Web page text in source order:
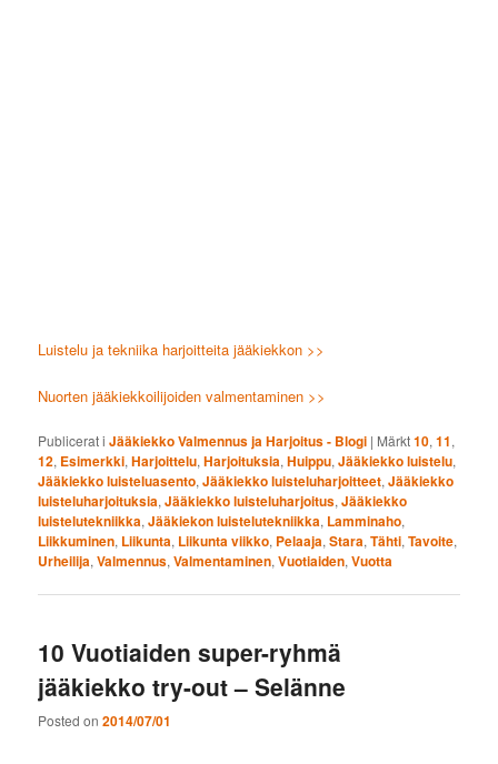
Luistelu ja tekniika harjoitteita jääkiekkon >>
Nuorten jääkiekkoilijoiden valmentaminen >>
Publicerat i Jääkiekko Valmennus ja Harjoitus - Blogi | Märkt10,11,
12, Esimerkki,Harjoittelu,Harjoituksia,Huippu,Jääkiekko luistelu,
Jääkiekko luisteluasento,Jääkiekko luisteluharjoitteet,Jääkiekko
luisteluharjoituksia,Jääkiekko luisteluharjoitus,Jääkiekko
luistelutekniikka,Jääkiekon luistelutekniikka, Lamminaho,
Liikkuminen, Liikunta, Liikunta viikko, Pelaaja,Stara,Tähti,Tavoite,
Urheilija,Valmennus,Valmentaminen,Vuotiaiden,Vuotta
10 Vuotiaiden super-ryhmä
jääkiekko try-out – Selänne
Posted on2014/07/01